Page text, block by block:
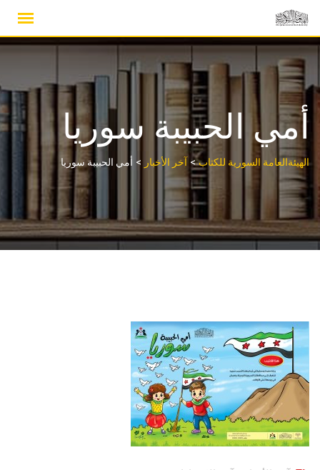
content
أمي الحبيبة سوريا
الهيئةالعامة السورية للكتاب> آخر الأخبار > أمي الحبيبة سوريا